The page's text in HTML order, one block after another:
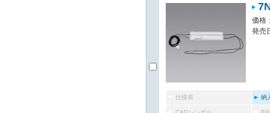
価格
発売
仕様表 納